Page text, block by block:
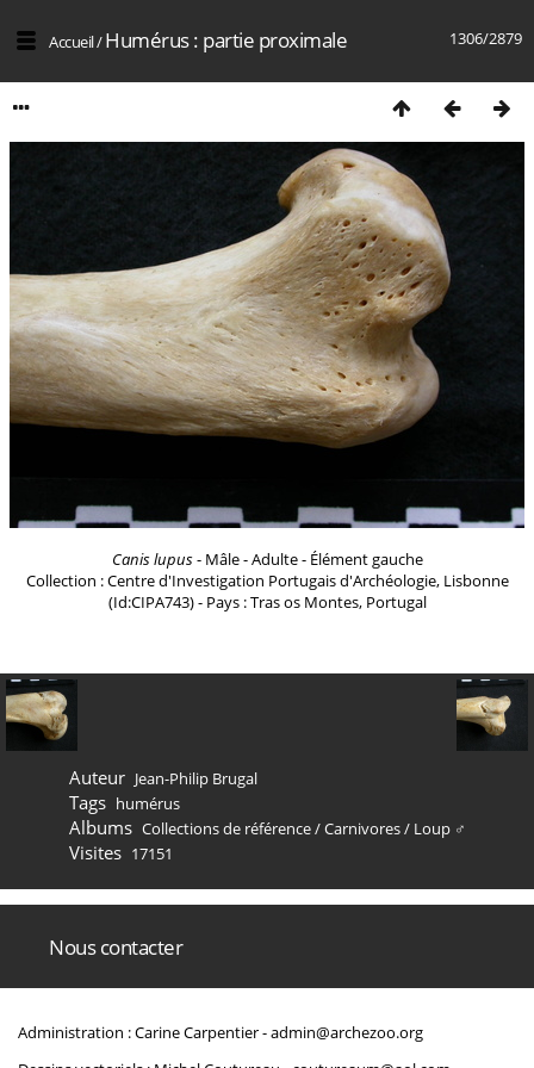
1306/2879
Accueil/Humérus : partie proximale
Canis lupus- Mâle - Adulte - Élément gauche
Collection : Centre d'Investigation Portugais d'Archéologie, Lisbonne
(Id:CIPA743) - Pays : Tras os Montes, Portugal
Auteur Jean-Philip Brugal
Tags humérus
Albums Collections de référence/Carnivores/ Loup ♂
Visites 17151
Nous contacter
Administration : Carine Carpentier -admin@archezoo.org